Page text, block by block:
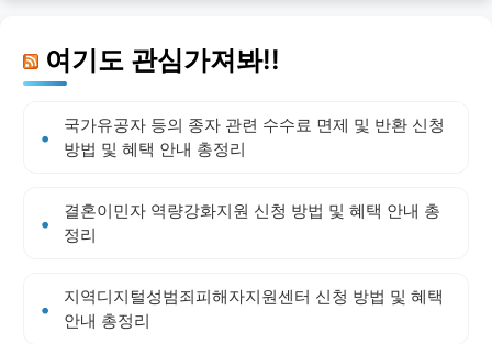
여기도 관심가져봐!!
국가유공자 등의 종자 관련 수수료 면제 및 반환 신청
방법 및 혜택 안내 총정리
결혼이민자 역량강화지원 신청 방법 및 혜택 안내 총
정리
지역디지털성범죄피해자지원센터 신청 방법 및 혜택
안내 총정리